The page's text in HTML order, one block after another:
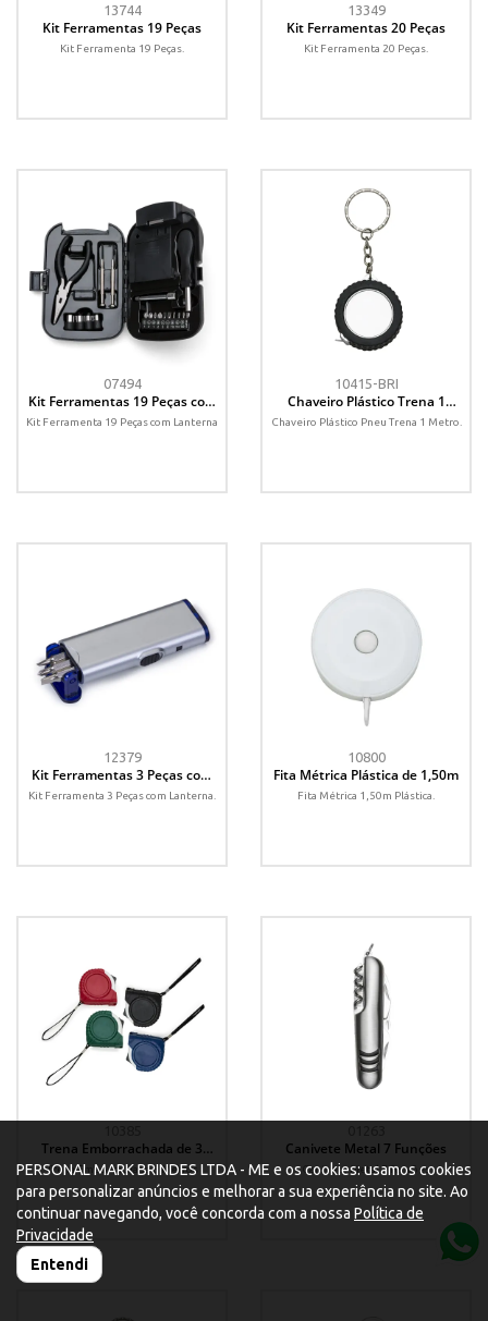
13744
Kit Ferramentas 19 Peças
Kit Ferramenta 19 Peças.
13349
Kit Ferramentas 20 Peças
Kit Ferramenta 20 Peças.
07494
Kit Ferramentas 19 Peças com
Lanterna
Kit Ferramenta 19 Peças com Lanterna
10415-BRI
Chaveiro Plástico Trena 1
Metro
Chaveiro Plástico Pneu Trena 1 Metro.
12379
Kit Ferramentas 3 Peças com
Lanterna
Kit Ferramenta 3 Peças com Lanterna.
10800
Fita Métrica Plástica de 1,50m
Fita Métrica 1,50m Plástica.
Trena Emborrachada de 3
Metros
Trena Emborrachada 3 Metros
Canivete Metal 7 Funções
Canivete Metal 7 funções
PERSONAL MARK BRINDES LTDA - ME e os cookies: usamos cookies
para personalizar anúncios e melhorar a sua experiência no site. Ao
continuar navegando, você concorda com a nossa Política de
Privacidade
Entendi